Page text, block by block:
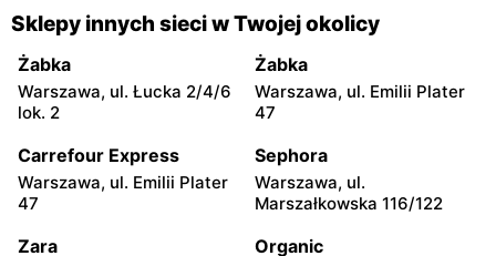
EMPiK
Warszawa, ul. Grochowska
230
EMPiK
Warszawa, ul. Połczyńska 4
EMPiK
22
EMPiK
EMPiK
Emila Fieldorfa Nila 41
EMPiK
Sklepy innych sieci w Twojej okolicy
Żabka
Warszawa, ul. Łucka 2/4/6
lok. 2
Żabka
Warszawa, ul. Emilii Plater
47
Carrefour Express
Warszawa, ul. Emilii Plater
47
Sephora
Warszawa, ul.
Marszałkowska 116/122
Zara Organic